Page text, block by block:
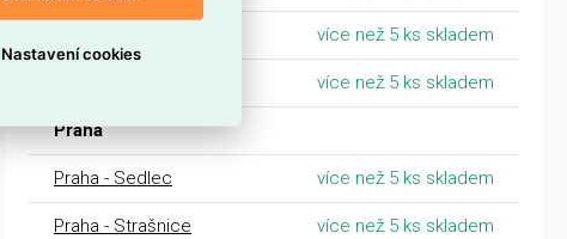
více než 5 ks skladem
více než 5 ks skladem
Praha
Praha - Sedlec více než 5 ks skladem
Praha - Strašnice více než 5 ks skladem
Nastavení cookies